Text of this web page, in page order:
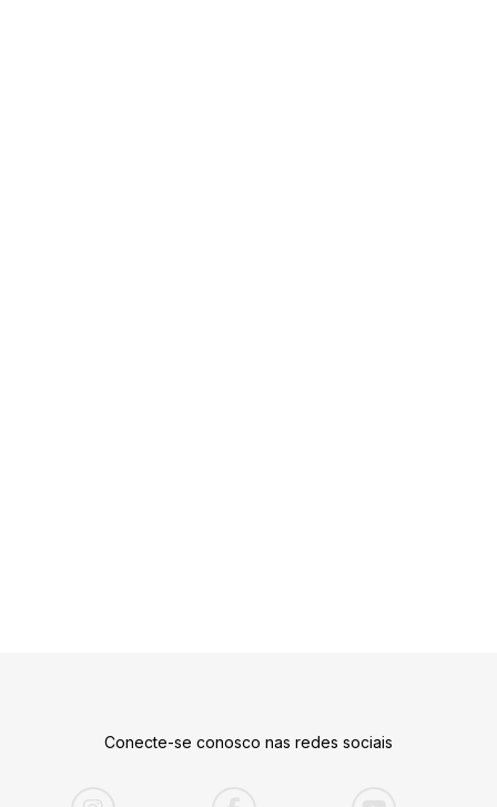
Conecte-se conosco nas redes sociais